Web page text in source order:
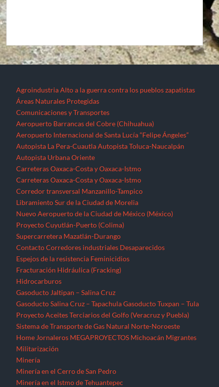
Agroindustria Alto a la guerra contra los pueblos zapatistas
Áreas Naturales Protegidas
Comunicaciones y Transportes
Aeropuerto Barrancas del Cobre (Chihuahua)
Aeropuerto Internacional de Santa Lucía “Felipe Ángeles”
Autopista La Pera-Cuautla Autopista Toluca-Naucalpán
Autopista Urbana Oriente
Carreteras Oaxaca-Costa y Oaxaca-Istmo
Carreteras Oaxaca-Costa y Oaxaca-Istmo
Corredor transversal Manzanillo-Tampico
Libramiento Sur de la Ciudad de Morelia
Nuevo Aeropuerto de la Ciudad de México (México)
Proyecto Cuyutlán-Puerto (Colima)
Supercarretera Mazatlán-Durango
Contacto Corredores industriales Desaparecidos
Espejos de la resistencia Feminicidios
Fracturación Hidráulica (Fracking)
Hidrocarburos
Gasoducto Jaltipan – Salina Cruz
Gasoducto Salina Cruz – Tapachula Gasoducto Tuxpan – Tula
Proyecto Aceites Terciarios del Golfo (Veracruz y Puebla)
Sistema de Transporte de Gas Natural Norte-Noroeste
Home Jornaleros MEGAPROYECTOS Michoacán Migrantes
Militarización
Minería
Minería en el Cerro de San Pedro
Minería en el Istmo de Tehuantepec